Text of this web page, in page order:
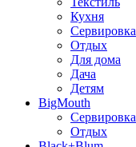
Кухня
Сервировка
Отдых
Для дома
Дача
Детям
BigMouth
Сервировка
Отдых